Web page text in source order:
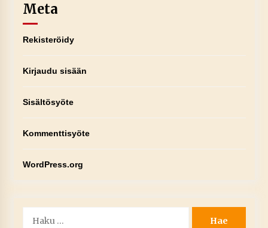
Meta
Rekisteröidy
Kirjaudu sisään
Sisältösyöte
Kommenttisyöte
WordPress.org